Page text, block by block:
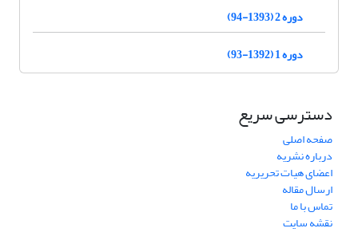
دوره 2 (1393-94)
دوره 1 (1392-93)
دسترسی سریع
صفحه اصلی
درباره نشریه
اعضای هیات تحریریه
ارسال مقاله
تماس با ما
نقشه سایت